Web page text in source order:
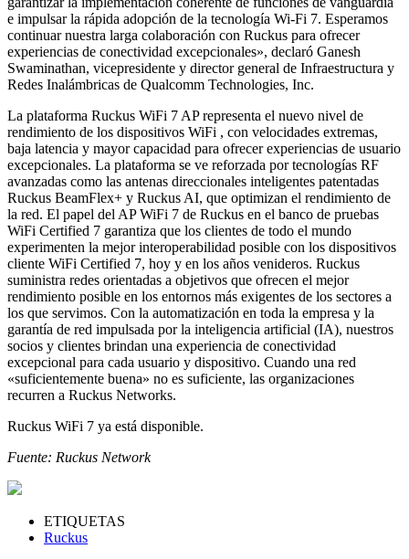
e impulsar la rápida adopción de la tecnología Wi-Fi 7. Esperamos
continuar nuestra larga colaboración con Ruckus para ofrecer
experiencias de conectividad excepcionales», declaró Ganesh
Swaminathan, vicepresidente y director general de Infraestructura y
Redes Inalámbricas de Qualcomm Technologies, Inc.
La plataforma Ruckus WiFi 7 AP representa el nuevo nivel de
rendimiento de los dispositivos WiFi , con velocidades extremas,
baja latencia y mayor capacidad para ofrecer experiencias de usuario
excepcionales. La plataforma se ve reforzada por tecnologías RF
avanzadas como las antenas direccionales inteligentes patentadas
Ruckus BeamFlex+ y Ruckus AI, que optimizan el rendimiento de
la red. El papel del AP WiFi 7 de Ruckus en el banco de pruebas
WiFi Certified 7 garantiza que los clientes de todo el mundo
experimenten la mejor interoperabilidad posible con los dispositivos
cliente WiFi Certified 7, hoy y en los años venideros. Ruckus
suministra redes orientadas a objetivos que ofrecen el mejor
rendimiento posible en los entornos más exigentes de los sectores a
los que servimos. Con la automatización en toda la empresa y la
garantía de red impulsada por la inteligencia artificial (IA), nuestros
socios y clientes brindan una experiencia de conectividad
excepcional para cada usuario y dispositivo. Cuando una red
«suficientemente buena» no es suficiente, las organizaciones
recurren a Ruckus Networks.
Ruckus WiFi 7 ya está disponible.
Fuente: Ruckus Network
ETIQUETAS
Ruckus